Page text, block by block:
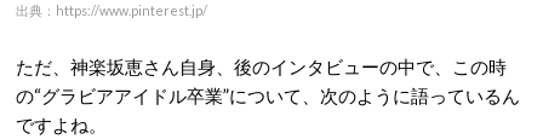
出典：https://www.pinterest.jp/
ただ、神楽坂恵さん自身、後のインタビューの中で、この時
の“グラビアアイドル卒業”について、次のように語っているん
ですよね。